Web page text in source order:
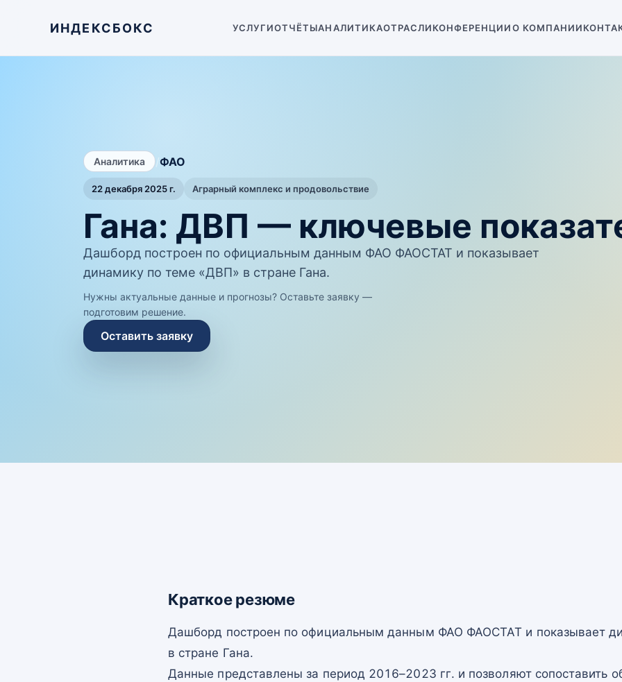
ИНДЕКСБОКС УСЛУГИОТЧЁТЫАНАЛИТИКАОТРАСЛИКОНФЕРЕНЦИИО КОМПАНИИ
Аналитика /ФАО
22 декабря 2025 г. Аграрный комплекс и продовольствие
Гана: ДВП — ключевые
Дашборд построен по официальным данным ФАО ФАОСТАТ и показывает
динамику по теме «ДВП» в стране Гана.
Нужны актуальные данные и прогнозы? Оставьте заявку —
подготовим решение.
Оставить заявку
Краткое резюме
Дашборд построен по официальным данным ФАО ФАОСТАТ и показывает
в стране Гана.
Данные представлены за период 2016–2023 гг. и позволяют сопоставить